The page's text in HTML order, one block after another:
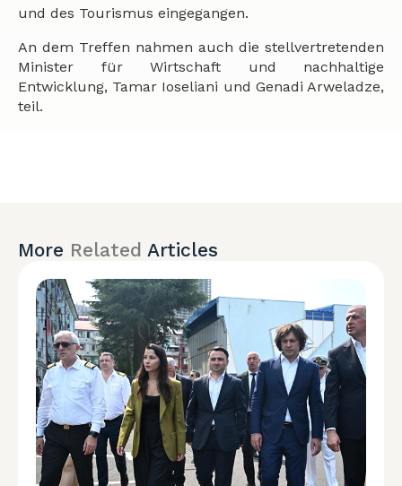
und des Tourismus eingegangen.
An dem Treffen nahmen auch die stellvertretenden
Minister für Wirtschaft und nachhaltige
Entwicklung, Tamar Ioseliani und Genadi Arweladze,
teil.
More Related Articles